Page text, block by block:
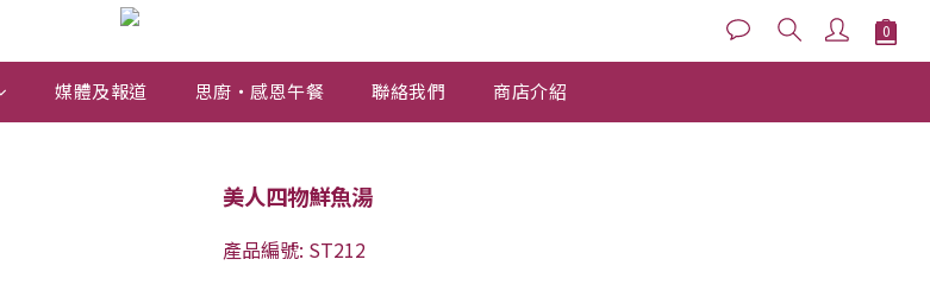
媒體及報道 思廚・感恩午餐 聯絡我們 商店介紹
美人四物鮮魚湯
產品編號: ST212
立即購買